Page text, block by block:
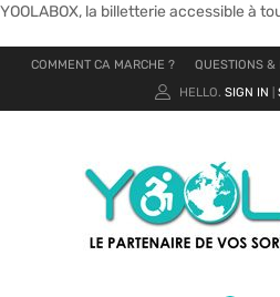
YOOLABOX, la billetterie accessible à
COMMENT CA MARCHE ? QUESTIONS &
HELLO. SIGN IN